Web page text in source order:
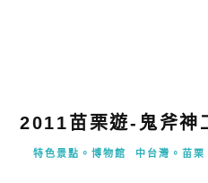
2011苗栗遊-鬼斧神
特色景點。博物館 中台灣。苗栗